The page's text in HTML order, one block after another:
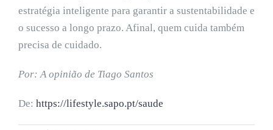
estratégia inteligente para garantir a sustentabilidade e
o sucesso a longo prazo. Afinal, quem cuida também
precisa de cuidado.
Por: A opinião de Tiago Santos
De: https://lifestyle.sapo.pt/saude